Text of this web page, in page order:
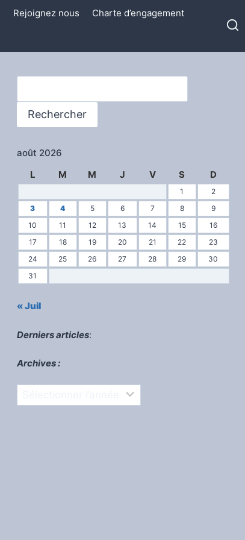
Rejoignez nous Charte d’engagement
Rechercher
août 2026
L
M M J V S D
1
2
3
4 5 6 7 8
9
10
11 12 13 14 15
16
17
18 19 20 21 22
23
24
25 26 27 28 29
30
31
« Juil
Derniers articles:
Archives :